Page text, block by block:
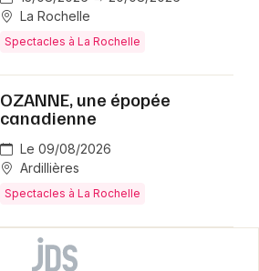
La Rochelle
Spectacles à La Rochelle
OZANNE, une épopée
canadienne
Le 09/08/2026
Ardillières
Spectacles à La Rochelle